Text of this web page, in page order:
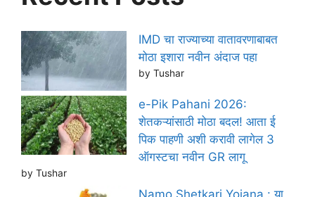
IMD चा राज्याच्या वातावरणाबाबत
मोठा इशारा नवीन अंदाज पहा
by Tushar
e-Pik Pahani 2026:
शेतकऱ्यांसाठी मोठा बदल! आता ई
पिक पाहणी अशी करावी लागेल 3
ऑगस्टचा नवीन GR लागू
by Tushar
Namo Shetkari Yojana : या